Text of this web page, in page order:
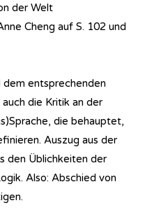
der Welt
Cheng auf S. 102 und
dem entsprechenden
die Kritik an der
die behauptet,
Auszug aus der
den Üblichkeiten der
Also: Abschied von